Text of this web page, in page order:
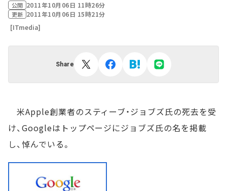
公開 2011年10月06日 11時26分
更新 2011年10月06日 15時21分
[ITmedia]
Share
米Apple創業者のスティーブ・ジョブズ氏の死去を受
け、Googleはトップページにジョブズ氏の名を掲載
し、悼んでいる。